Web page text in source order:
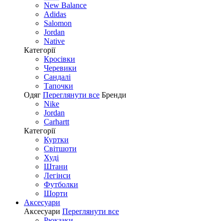
New Balance
Adidas
Salomon
Jordan
Native
Категорії
Кросівки
Черевики
Сандалі
Tапочки
Одяг Переглянути все Бренди
Nike
Jordan
Carhartt
Категорії
Куртки
Світшоти
Худі
Штани
Легінси
Футболки
Шорти
Аксесуари
Аксесуари Переглянути все